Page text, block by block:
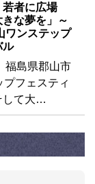
若者に広場
な夢を」～
ワンステップ
ル
福島県郡山市
フェスティ
して大…